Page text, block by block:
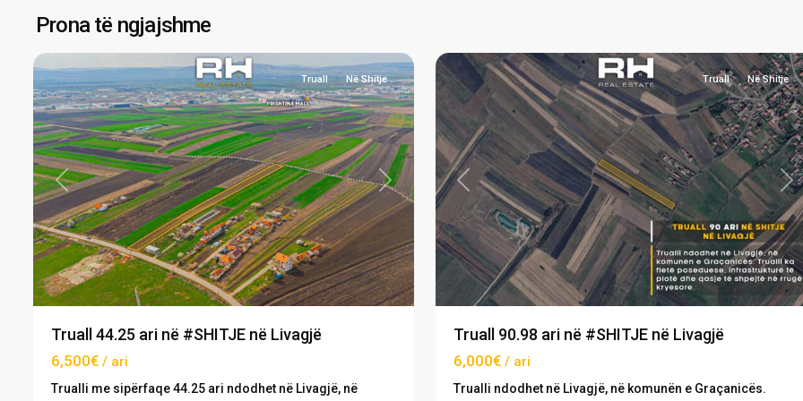
Prona të ngjajshme
Graçanicë
Previous Next
Truall Në Shitje
Truall 44.25 ari në #SHITJE në Livagjë
6,500€ / ari
Trualli me sipërfaqe 44.25 ari ndodhet në Livagjë, në
Previous
Truall Në Shitje
Truall 90.98 ari në #SHITJE në Livagjë
6,000€ / ari
Trualli ndodhet në Livagjë, në komunën e Graçanicës.